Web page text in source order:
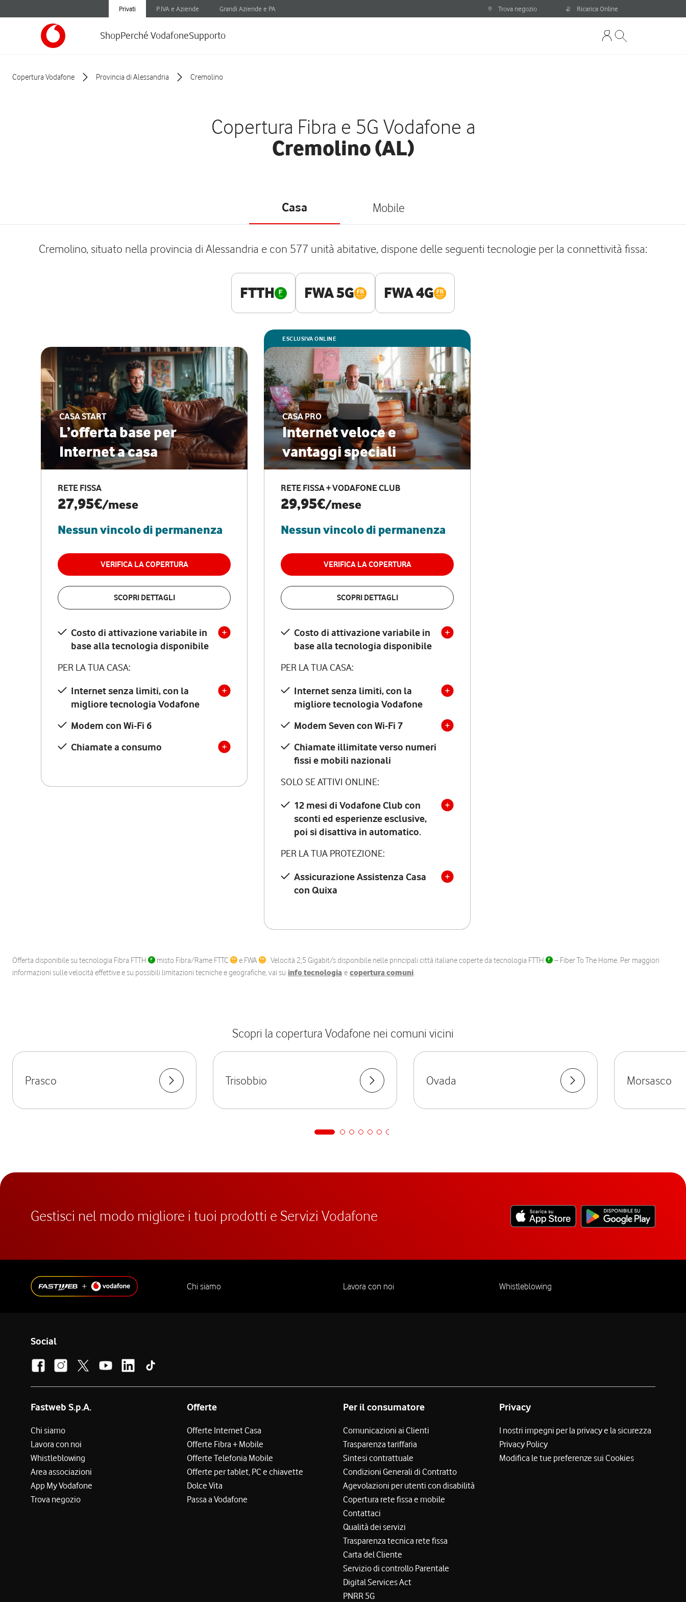
Privati P.IVA e Aziende Grandi Aziende e PA Trova negozio Ricarica Online
ShopPerché VodafoneSupporto
Copertura Vodafone Provincia di Alessandria Cremolino
Copertura Fibra e 5G Vodafone a
Cremolino (AL)
Casa Mobile
Cremolino, situato nella provincia di Alessandria e con 577 unità abitative, dispone delle seguenti tecnologie per la connettività fissa:
FTTH FWA 5G FWA 4G
CASA START
L’offerta base per
Internet a casa
RETE FISSA
27,95€/mese
Nessun vincolo di permanenza
VERIFICA LA COPERTURA
SCOPRI DETTAGLI
Costo di attivazione variabile in
base alla tecnologia disponibile
PER LA TUA CASA:
Internet senza limiti, con la
migliore tecnologia Vodafone
Modem con Wi-Fi 6
Chiamate a consumo
ESCLUSIVA ONLINE
CASA PRO
Internet veloce e
vantaggi speciali
RETE FISSA + VODAFONE CLUB
29,95€/mese
Nessun vincolo di permanenza
VERIFICA LA COPERTURA
SCOPRI DETTAGLI
Costo di attivazione variabile in
base alla tecnologia disponibile
PER LA TUA CASA:
Internet senza limiti, con la
migliore tecnologia Vodafone
Modem Seven con Wi-Fi 7
Chiamate illimitate verso numeri
fissi e mobili nazionali
SOLO SE ATTIVI ONLINE:
12 mesi di Vodafone Club con
sconti ed esperienze esclusive,
poi si disattiva in automatico.
PER LA TUA PROTEZIONE:
Assicurazione Assistenza Casa
con Quixa
Offerta disponibile su tecnologia Fibra FTTH misto Fibra/Rame FTTC e FWA . Velocità 2,5 Gigabit/s disponibile nelle principali città italiane coperte da tecnologia FTTH
– Fiber To The Home. Per maggiori
informazioni sulle velocità effettive e su possibili limitazioni tecniche e geografiche, vai su info tecnologia e copertura comuni.
Scopri la copertura Vodafone nei comuni vicini
Prasco Trisobbio Ovada Morsasco
Gestisci nel modo migliore i tuoi prodotti e Servizi Vodafone
Chi siamo Lavora con noi Whistleblowing
Social
Fastweb S.p.A.
Chi siamo
Lavora con noi
Whistleblowing
Area associazioni
App My Vodafone
Trova negozio
Offerte
Offerte Internet Casa
Offerte Fibra + Mobile
Offerte Telefonia Mobile
Offerte per tablet, PC e chiavette
Dolce Vita
Passa a Vodafone
Per il consumatore
Comunicazioni ai Clienti
Trasparenza tariffaria
Sintesi contrattuale
Condizioni Generali di Contratto
Agevolazioni per utenti con disabilità
Copertura rete fissa e mobile
Contattaci
Qualità dei servizi
Trasparenza tecnica rete fissa
Carta del Cliente
Servizio di controllo Parentale
Digital Services Act
PNRR 5G
Privacy
I nostri impegni per la privacy e la sicurezza
Privacy Policy
Modifica le tue preferenze sui Cookies